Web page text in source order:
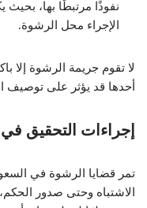
نفوذًا مرتبطًا بها، بحيث
الإجراء محل الرشوة.
لا تقوم جريمة الرشوة إلا
أحدها قد يؤثر على توصيف
إجراءات التحقيق
تمر قضايا الرشوة في
الاشتباه وحتى صدور